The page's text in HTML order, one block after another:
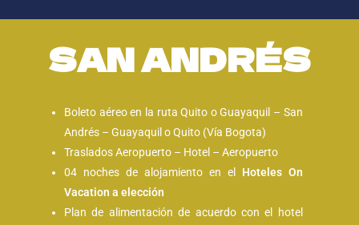
SAN ANDRÉS
Boleto aéreo en la ruta Quito o Guayaquil – San
Andrés – Guayaquil o Quito (Vía Bogota)
Traslados Aeropuerto – Hotel – Aeropuerto
04 noches de alojamiento en el Hoteles On
Vacation a elección
Plan de alimentación de acuerdo con el hotel